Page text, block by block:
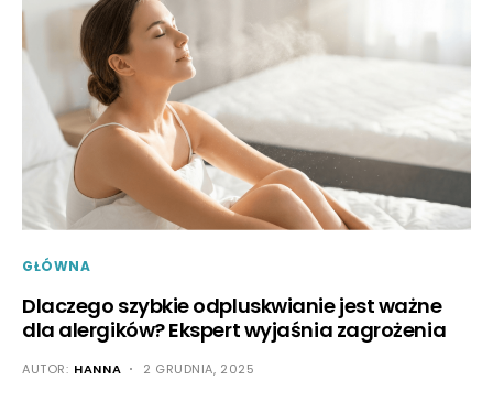
GŁÓWNA
Dlaczego szybkie odpluskwianie jest ważne
dla alergików? Ekspert wyjaśnia zagrożenia
AUTOR: HANNA 2 GRUDNIA, 2025